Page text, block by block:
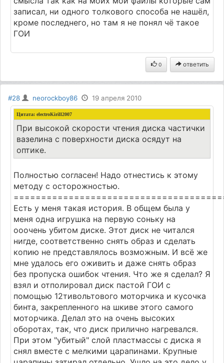
записал, ни одного толкового способа не нашёл,
кроме последнего, но там я не понял чё такое
ГОИ
0 ответить
#28 neorockboy86 19 апреля 2010
Цитата: electroKirill2007
При высокой скорости чтения диска частички
вазелина с поверхности диска осядут на
оптике.
Полностью согласен! Надо отнестись к этому
методу с осторожностью.
Есть у меня такая история. В общем была у
меня одна игрушка на первую соньку на
ооочень убитом диске. Этот диск не читался
нигде, соответственно снять образ и сделать
копию не представлялось возможным. И всё же
мне удалось его оживить и даже снять образ
без пропуска ошибок чтения. Что же я сделал? Я
взял и отполировал диск пастой ГОИ с
помощью 12тивольтового моторчика и кусочка
бинта, закрепленного на шкиве этого самого
моторчика. Делал это на очень высоких
оборотах, так, что диск прилично нагревался.
При этом "убитый" слой пластмассы с диска я
снял вместе с мелкими царапинами. Крупные